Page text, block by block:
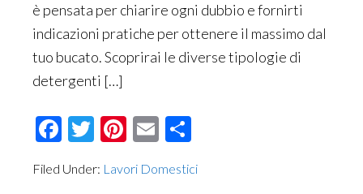
è pensata per chiarire ogni dubbio e fornirti
indicazioni pratiche per ottenere il massimo dal
tuo bucato. Scoprirai le diverse tipologie di
detergenti […]
Facebook
Twitter
Pinterest
Email
Filed Under: Lavori Domestici